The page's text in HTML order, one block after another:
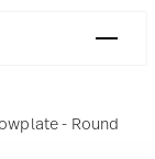
- Round